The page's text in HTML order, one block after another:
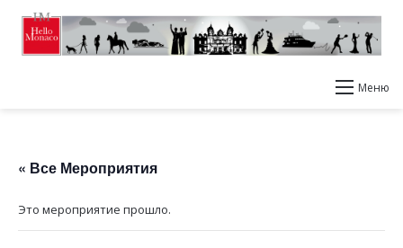
Меню
« Все Мероприятия
Это мероприятие прошло.